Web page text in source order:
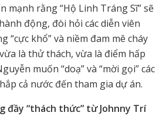
mạnh rằng “Hộ Linh Tráng Sĩ” sẽ
động, đòi hỏi các diễn viên
“cực khổ” và niềm đam mê cháy
là thử thách, vừa là điểm hấp
muốn “doạ” và “mời gọi” các
cả nước đến tham gia dự án.
đầy “thách thức” từ Johnny Trí